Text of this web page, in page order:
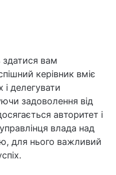
здатися вам
керівник вміє
і делегувати
задоволення від
авторитет і
влада над
для нього важливий